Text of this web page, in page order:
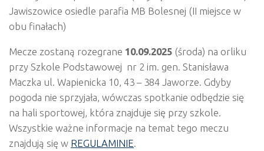
Jawiszowice osiedle parafia MB Bolesnej (II miejsce w
obu finałach)
Mecze zostaną rozegrane 10.09.2025 (środa) na orliku
przy Szkole Podstawowej nr 2 im. gen. Stanisława
Maczka ul. Wapienicka 10, 43 – 384 Jaworze. Gdyby
pogoda nie sprzyjała, wówczas spotkanie odbędzie się
na hali sportowej, która znajduje się przy szkole.
Wszystkie ważne informacje na temat tego meczu
znajdują się w REGULAMINIE.